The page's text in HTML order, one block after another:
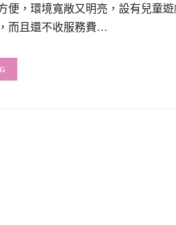
便，環境寬敞又明亮，設有兒童
而且還不收服務費…